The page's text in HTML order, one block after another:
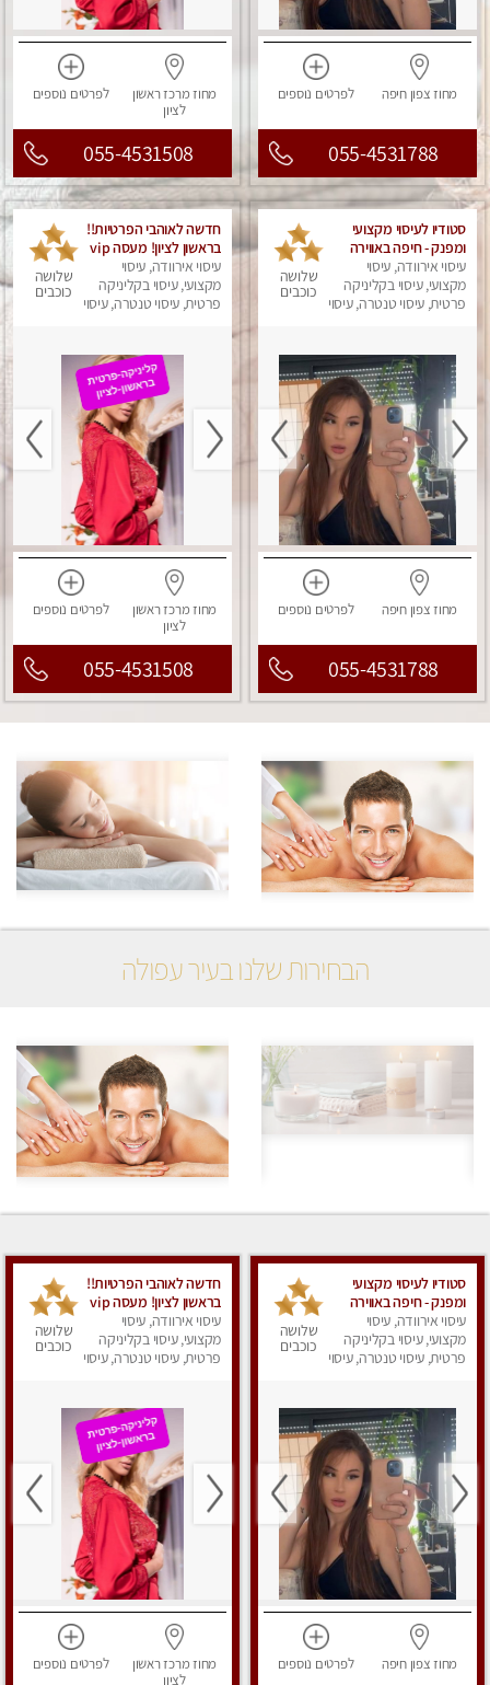
מחוז צפוןחיפה לפרטים נוספים
055-4531788
מחוז מרכזראשון
לציון
לפרטים נוספים
055-4531508
סטודיו לעיסוי מקצועי
ומפנק - חיפה באווירה
נעימה ושקטה
עיסוי אירוודה, עיסוי
מקצועי, עיסוי בקליניקה
פרטית, עיסוי טנטרה, עיסוי
שלושה
כוכבים
מחוז צפוןחיפה לפרטים נוספים
055-4531788
חדשה לאוהבי הפרטיות!!
בראשון לציון! מעסה vip
מפנקת בקליניקה פרטית
לחלוטין!!! לבד! לרציניים
בלבד! מומלץ!
עיסוי אירוודה, עיסוי
מקצועי, עיסוי בקליניקה
פרטית, עיסוי טנטרה, עיסוי
שלושה
כוכבים
מחוז מרכזראשון
לציון
לפרטים נוספים
055-4531508
הבחירות שלנו בעיר עפולה
סטודיו לעיסוי מקצועי
ומפנק - חיפה באווירה
נעימה ושקטה
עיסוי אירוודה, עיסוי
מקצועי, עיסוי בקליניקה
פרטית, עיסוי טנטרה, עיסוי
שלושה
כוכבים
מחוז צפוןחיפה לפרטים נוספים
חדשה לאוהבי הפרטיות!!
בראשון לציון! מעסה vip
מפנקת בקליניקה פרטית
לחלוטין!!! לבד! לרציניים
בלבד! מומלץ!
עיסוי אירוודה, עיסוי
מקצועי, עיסוי בקליניקה
פרטית, עיסוי טנטרה, עיסוי
שלושה
כוכבים
מחוז מרכזראשון
לציון
לפרטים נוספים